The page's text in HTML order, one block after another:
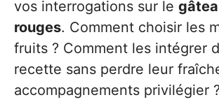
vos interrogations sur le
rouges. Comment choisir les
fruits ? Comment les intégrer
recette sans perdre leur
accompagnements privilégier